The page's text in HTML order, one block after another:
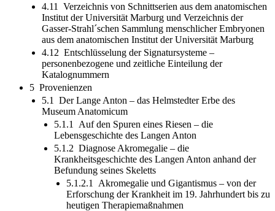
4.11 Verzeichnis von Schnittserien aus dem anatomischen
Institut der Universität Marburg und Verzeichnis der
Gasser-Strahl´schen Sammlung menschlicher Embryonen
aus dem anatomischen Institut der Universität Marburg
4.12 Entschlüsselung der Signatursysteme –
personenbezogene und zeitliche Einteilung der
Katalognummern
5 Provenienzen
5.1 Der Lange Anton – das Helmstedter Erbe des
Museum Anatomicum
5.1.1 Auf den Spuren eines Riesen – die
Lebensgeschichte des Langen Anton
5.1.2 Diagnose Akromegalie – die
Krankheitsgeschichte des Langen Anton anhand der
Befundung seines Skeletts
5.1.2.1 Akromegalie und Gigantismus – von der
Erforschung der Krankheit im 19. Jahrhundert bis zu
heutigen Therapiemaßnahmen